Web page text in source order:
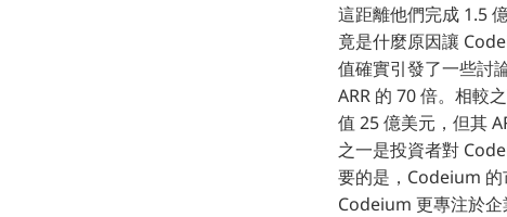
這距離他們完成 1.5
竟是什麼原因讓
值確實引發了一些討
ARR 的 70 倍。相較
值 25 億美元，但其
之一是投資者對
要的是，Codeium 的
Codeium 更專注於